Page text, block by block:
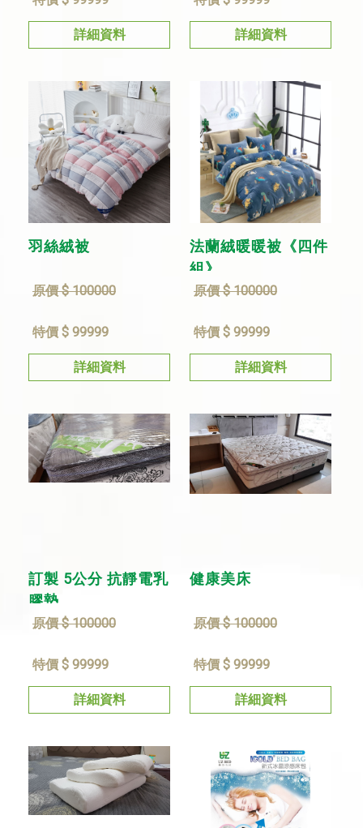
詳細資料 詳細資料
羽絲絨被
原價 $ 100000
特價 $ 99999
詳細資料
法蘭絨暖暖被《四件
組》
原價 $ 100000
特價 $ 99999
詳細資料
訂製 5公分 抗靜電乳
膠墊
原價 $ 100000
特價 $ 99999
詳細資料
健康美床
原價 $ 100000
特價 $ 99999
詳細資料